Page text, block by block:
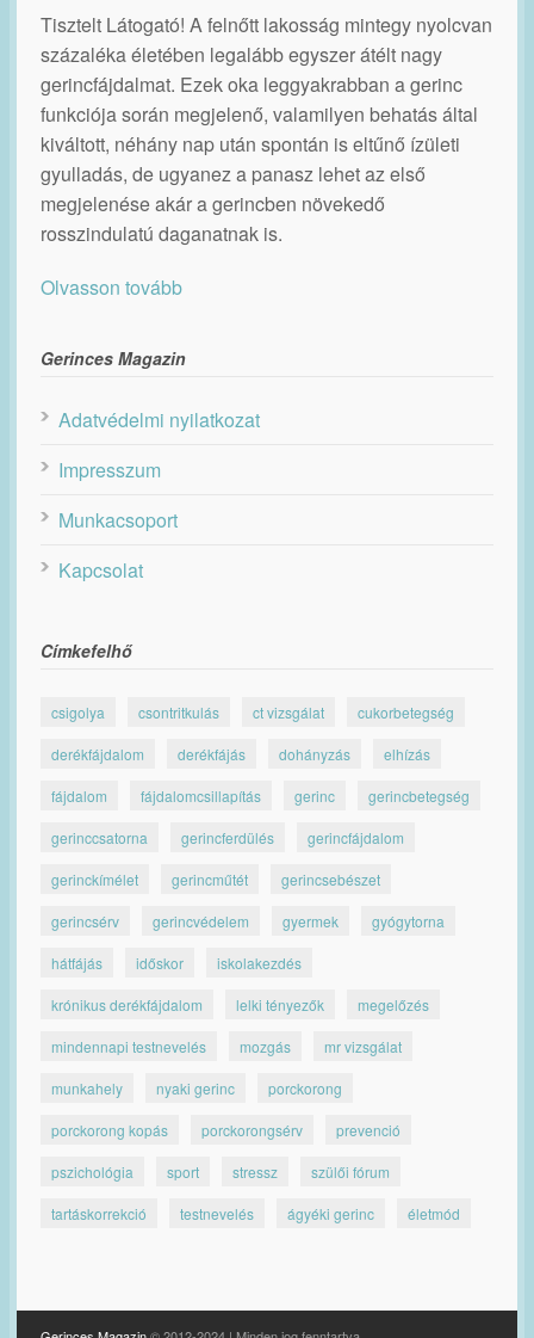
Tisztelt Látogató! A felnőtt lakosság mintegy nyolcvan
százaléka életében legalább egyszer átélt nagy
gerincfájdalmat. Ezek oka leggyakrabban a gerinc
funkciója során megjelenő, valamilyen behatás által
kiváltott, néhány nap után spontán is eltűnő ízületi
gyulladás, de ugyanez a panasz lehet az első
megjelenése akár a gerincben növekedő
rosszindulatú daganatnak is.
Olvasson tovább
Gerinces Magazin
Adatvédelmi nyilatkozat
Impresszum
Munkacsoport
Kapcsolat
Címkefelhő
csigolya csontritkulás ct vizsgálat cukorbetegség
derékfájdalom derékfájás dohányzás elhízás
fájdalom fájdalomcsillapítás gerinc gerincbetegség
gerinccsatorna gerincferdülés gerincfájdalom
gerinckímélet gerincműtét gerincsebészet
gerincsérv gerincvédelem gyermek gyógytorna
hátfájás időskor iskolakezdés
krónikus derékfájdalom lelki tényezők megelőzés
mindennapi testnevelés mozgás mr vizsgálat
munkahely nyaki gerinc porckorong
porckorong kopás porckorongsérv prevenció
pszichológia sport stressz szülői fórum
tartáskorrekció testnevelés ágyéki gerinc életmód